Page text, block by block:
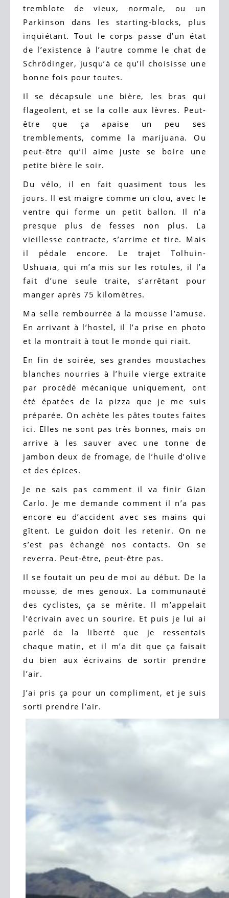
tremblote de vieux, normale, ou un
Parkinson dans les starting-blocks, plus
inquiétant. Tout le corps passe d’un état
de l’existence à l’autre comme le chat de
Schrödinger, jusqu’à ce qu’il choisisse une
bonne fois pour toutes.
Il se décapsule une bière, les bras qui
flageolent, et se la colle aux lèvres. Peut-
être que ça apaise un peu ses
tremblements, comme la marijuana. Ou
peut-être qu’il aime juste se boire une
petite bière le soir.
Du vélo, il en fait quasiment tous les
jours. Il est maigre comme un clou, avec le
ventre qui forme un petit ballon. Il n’a
presque plus de fesses non plus. La
vieillesse contracte, s’arrime et tire. Mais
il pédale encore. Le trajet Tolhuin-
Ushuaïa, qui m’a mis sur les rotules, il l’a
fait d’une seule traite, s’arrêtant pour
manger après 75 kilomètres.
Ma selle rembourrée à la mousse l’amuse.
En arrivant à l’hostel, il l’a prise en photo
et la montrait à tout le monde qui riait.
En fin de soirée, ses grandes moustaches
blanches nourries à l’huile vierge extraite
par procédé mécanique uniquement, ont
été épatées de la pizza que je me suis
préparée. On achète les pâtes toutes faites
ici. Elles ne sont pas très bonnes, mais on
arrive à les sauver avec une tonne de
jambon deux de fromage, de l’huile d’olive
et des épices.
Je ne sais pas comment il va finir Gian
Carlo. Je me demande comment il n’a pas
encore eu d’accident avec ses mains qui
gîtent. Le guidon doit les retenir. On ne
s’est pas échangé nos contacts. On se
reverra. Peut-être, peut-être pas.
Il se foutait un peu de moi au début. De la
mousse, de mes genoux. La communauté
des cyclistes, ça se mérite. Il m’appelait
l’écrivain avec un sourire. Et puis je lui ai
parlé de la liberté que je ressentais
chaque matin, et il m’a dit que ça faisait
du bien aux écrivains de sortir prendre
l’air.
J’ai pris ça pour un compliment, et je suis
sorti prendre l’air.